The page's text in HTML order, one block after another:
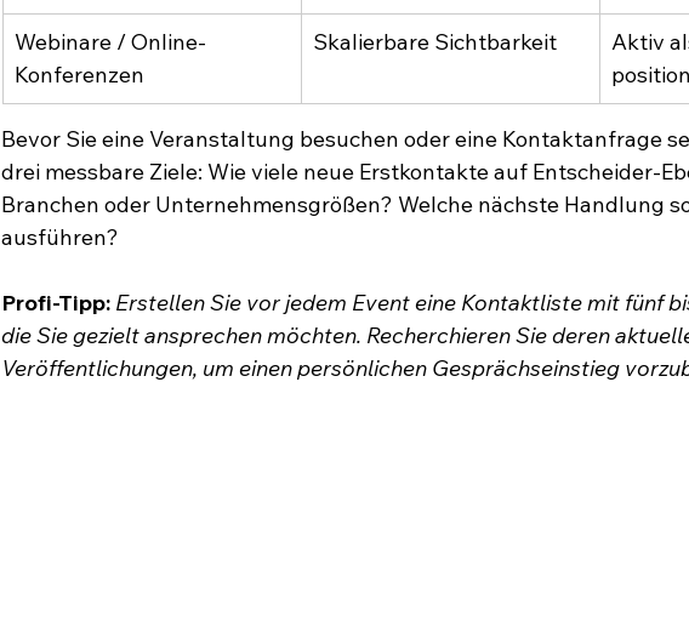
Webinare / Online-
Konferenzen
Skalierbare Sichtbarkeit
Aktiv
Bevor Sie eine Veranstaltung besuchen oder eine Kontaktanfrage
drei messbare Ziele: Wie viele neue Erstkontakte auf Entscheider-
Branchen oder Unternehmensgrößen? Welche nächste Handlung
ausführen?
Profi-Tipp: Erstellen Sie vor jedem Event eine Kontaktliste mit fünf
die Sie gezielt ansprechen möchten. Recherchieren Sie deren
Veröffentlichungen, um einen persönlichen Gesprächseinstieg